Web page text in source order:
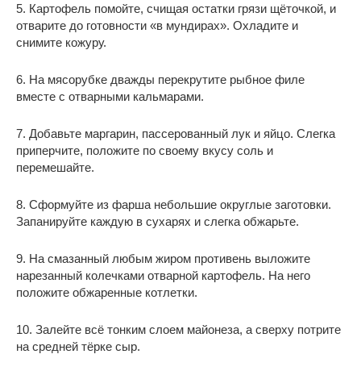
5. Картофель помойте, счищая остатки грязи щёточкой, и
отварите до готовности «в мундирах». Охладите и
снимите кожуру.
6. На мясорубке дважды перекрутите рыбное филе
вместе с отварными кальмарами.
7. Добавьте маргарин, пассерованный лук и яйцо. Слегка
приперчите, положите по своему вкусу соль и
перемешайте.
8. Сформуйте из фарша небольшие округлые заготовки.
Запанируйте каждую в сухарях и слегка обжарьте.
9. На смазанный любым жиром противень выложите
нарезанный колечками отварной картофель. На него
положите обжаренные котлетки.
10. Залейте всё тонким слоем майонеза, а сверху потрите
на средней тёрке сыр.